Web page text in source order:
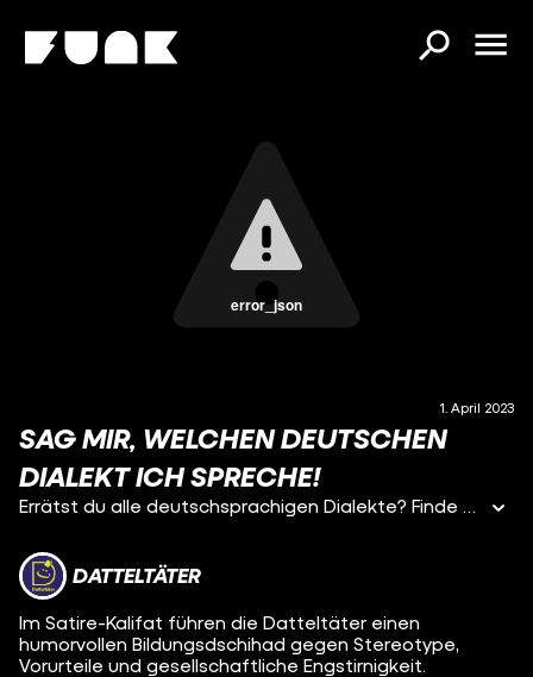
error_json
1. April 2023
SAG MIR, WELCHEN DEUTSCHEN
DIALEKT ICH SPRECHE!
Errätst du alle deutschsprachigen Dialekte? Finde heraus, wie gut du dich in der Sprachvielfalt Deutschlands auskennst! Von Bayrisch bis Plattdeutsch, von Schwäbisch bis Kölsch - kannst du den Unterschied hören?
DATTELTÄTER
Im Satire-Kalifat führen die Datteltäter einen
humorvollen Bildungsdschihad gegen Stereotype,
Vorurteile und gesellschaftliche Engstirnigkeit.